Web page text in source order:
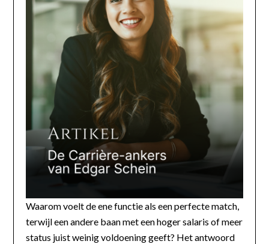
Waarom voelt de ene functie als een perfecte match,
terwijl een andere baan met een hoger salaris of meer
status juist weinig voldoening geeft? Het antwoord